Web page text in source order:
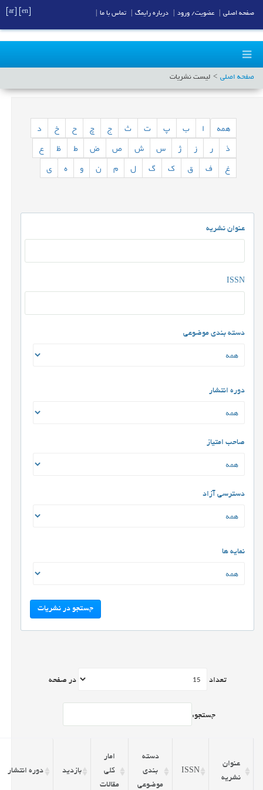
صفحه اصلی لیست نشریات
همه ب پ ت ث ج چ ح خ
د
ذ
ر ز ژ س ش ص ض ط ظ
ع
غ
ف ق ک گ ل م ن و ه ی
عنوان نشریه
ISSN
دسته بندی موضوعی
دوره انتشار
صاحب امتیاز
دسترسی آزاد
نمایه ها
جستجو در نشریات
تعداد در صفحه
جستجو:
عنوان
نشریه
ISSN
دسته
بندی
موضوعی
امار
کلی
مقالات
بازدید دوره انتشار
صفحه اصلی عضویت/ ورود درباره رایمگ تماس با ما